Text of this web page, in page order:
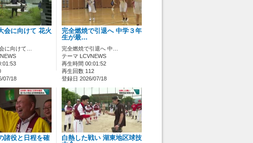
会に向けて 花火
に向けて…
07/18
完全燃焼で引退へ 中学３年
生が最…
完全燃焼で引退へ 中…
テーマ LCVNEWS
再生時間 00:01:52
再生回数 112
登録日 2026/07/18
諸役と日程を確
白熱した戦い 湖東地区球技